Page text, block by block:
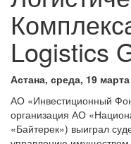
Logistics
Астана, среда, 19 марта
АО «Инвестиционный
организация АО
«Байтерек») выиграл